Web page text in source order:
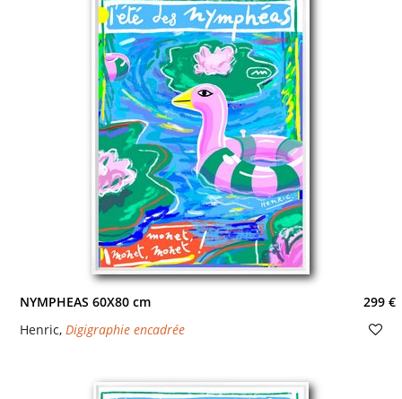
NYMPHEAS 60X80 cm
299 €
Henric, Digigraphie encadrée